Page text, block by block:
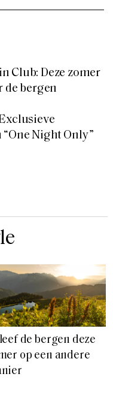
Club: Deze zomer
de bergen
Night Only”
de bergen deze
op een andere